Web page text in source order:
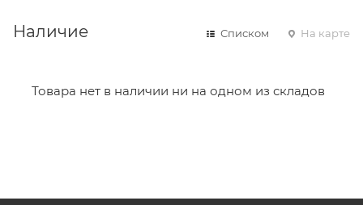
Наличие Списком На карте
Товара нет в наличии ни на одном из складов